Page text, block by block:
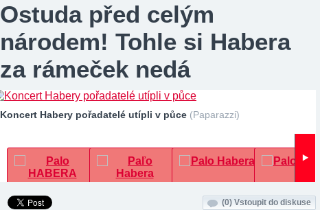
Ostuda před celým
národem! Tohle si Habera
za rámeček nedá
Koncert Habery pořadatelé utípli v půce (Paparazzi)
(0) Vstoupit do diskuse